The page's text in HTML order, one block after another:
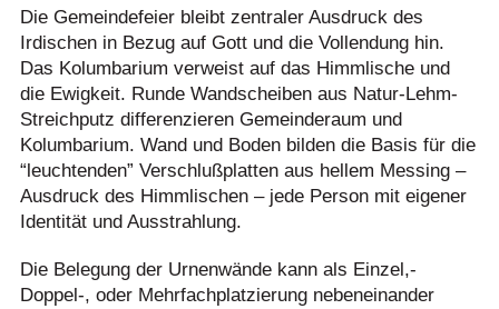
Die Gemeindefeier bleibt zentraler Ausdruck des
Irdischen in Bezug auf Gott und die Vollendung hin.
Das Kolumbarium verweist auf das Himmlische und
die Ewigkeit. Runde Wandscheiben aus Natur-Lehm-
Streichputz differenzieren Gemeinderaum und
Kolumbarium. Wand und Boden bilden die Basis für die
“leuchtenden” Verschlußplatten aus hellem Messing –
Ausdruck des Himmlischen – jede Person mit eigener
Identität und Ausstrahlung.
Die Belegung der Urnenwände kann als Einzel,-
Doppel-, oder Mehrfachplatzierung nebeneinander